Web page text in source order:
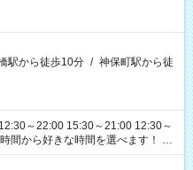
駅から徒歩10分 / 神保町駅から徒
～22:00 15:30～21:00 12:30～
ります